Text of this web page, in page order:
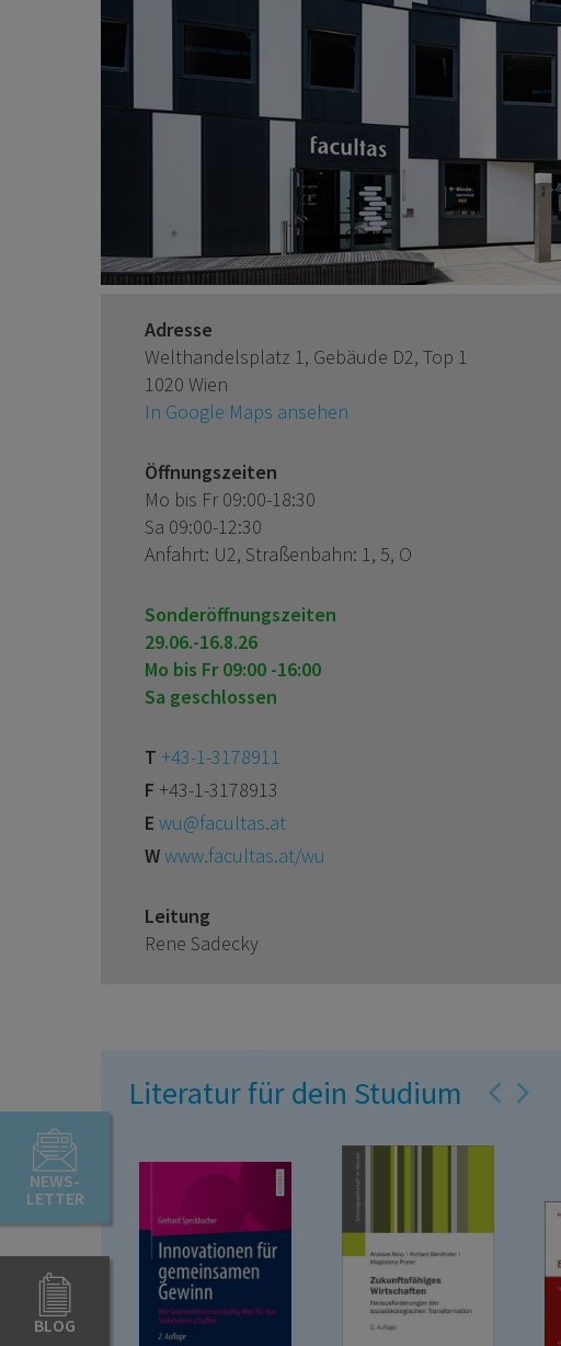
NEWS-
LETTER
BLOG
Adresse
Welthandelsplatz 1, Gebäude D2, Top 1
1020 Wien
In Google Maps ansehen
Öffnungszeiten
Mo bis Fr 09:00-18:30
Sa 09:00-12:30
Anfahrt: U2, Straßenbahn: 1, 5, O
Sonderöffnungszeiten
29.06.-16.8.26
Mo bis Fr 09:00 -16:00
Sa geschlossen
T +43-1-3178911
F +43-1-3178913
E wu@facultas.at
Wwww.facultas.at/wu
Leitung
Rene Sadecky
Literatur für dein Studium